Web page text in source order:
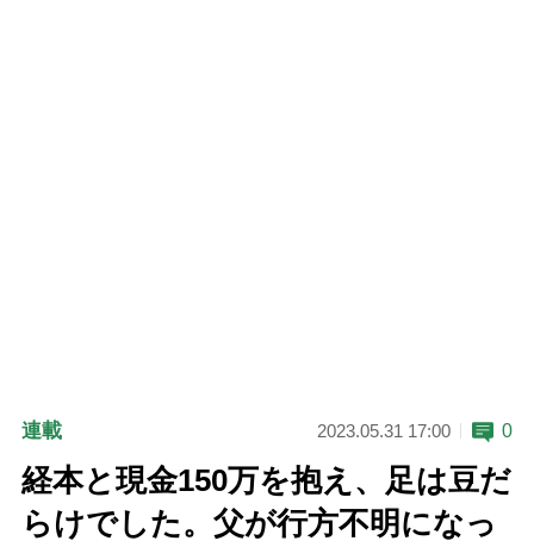
連載 2023.05.31 17:00 0
経本と現金150万を抱え、足は豆だ
らけでした。父が行方不明になっ